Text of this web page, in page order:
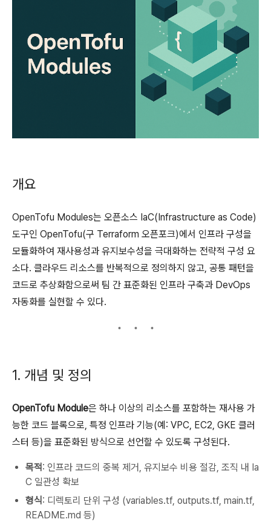
개요
OpenTofu Modules는 오픈소스 IaC(Infrastructure as Code)
도구인 OpenTofu(구 Terraform 오픈포크)에서 인프라 구성을
모듈화하여 재사용성과 유지보수성을 극대화하는 전략적 구성 요
소다. 클라우드 리소스를 반복적으로 정의하지 않고, 공통 패턴을
코드로 추상화함으로써 팀 간 표준화된 인프라 구축과 DevOps
자동화를 실현할 수 있다.
1. 개념 및 정의
OpenTofu Module은 하나 이상의 리소스를 포함하는 재사용 가
능한 코드 블록으로, 특정 인프라 기능(예: VPC, EC2, GKE 클러
스터 등)을 표준화된 방식으로 선언할 수 있도록 구성된다.
목적: 인프라 코드의 중복 제거, 유지보수 비용 절감, 조직 내 Ia
C 일관성 확보
형식 : 디렉토리 단위 구성 (variables.tf, outputs.tf, main.tf,
README.md 등)